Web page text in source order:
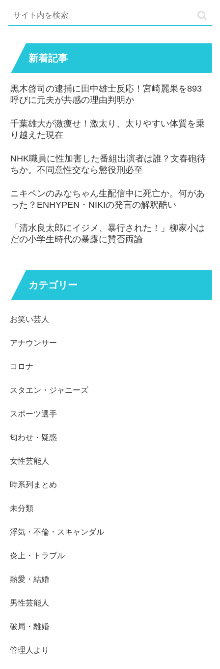
新着記事
黒木啓司の逮捕に田中雄士反応！宮崎麗果を893
呼びに元夫が共感の理由判明か
千葉雄大が激痩せ！激太り、太りやすい体質を乗
り越えた現在
NHK職員に性加害した番組出演者は誰？文春砲待
ちか。不同意性交なら懲役刑必至
ニキペンのみなちゃん生配信中に死亡か。何があ
った？ENHYPEN・NIKIの発言の解釈酷い
「清水良太郎にイジメ、暴行された！」柳家小は
だの小学生時代の暴露に賛否両論
カテゴリー
お笑い芸人
アナウンサー
コロナ
スタエン・ジャニーズ
スポーツ選手
匂わせ・疑惑
女性芸能人
時系列まとめ
未分類
浮気・不倫・スキャンダル
炎上・トラブル
熱愛・結婚
男性芸能人
破局・離婚
管理人より